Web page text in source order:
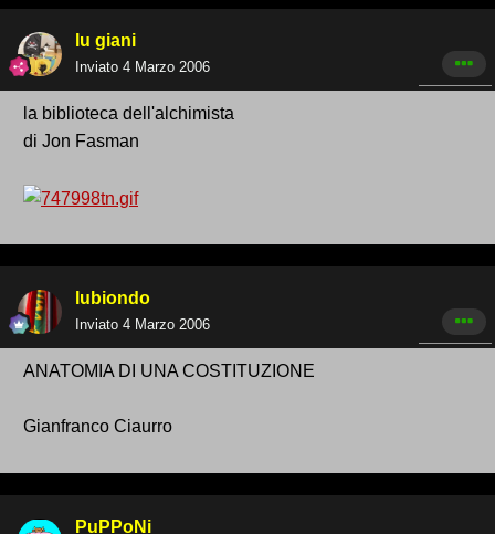
lu giani
Inviato 4 Marzo 2006
la biblioteca dell'alchimista
di Jon Fasman
lubiondo
Inviato 4 Marzo 2006
ANATOMIA DI UNA COSTITUZIONE
Gianfranco Ciaurro
PuPPoNi